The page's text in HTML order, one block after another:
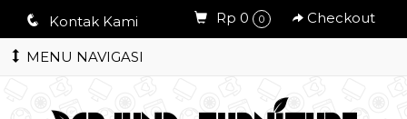
q Kontak Kami Rp 0 0 Checkout
MENU NAVIGASI